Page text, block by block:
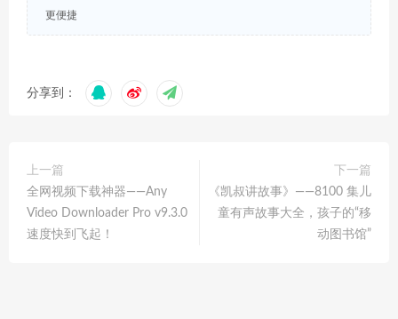
更便捷
分享到：
上一篇
全网视频下载神器——Any
Video Downloader Pro v9.3.0
速度快到飞起！
下一篇
《凯叔讲故事》——8100 集儿
童有声故事大全，孩子的“移
动图书馆”